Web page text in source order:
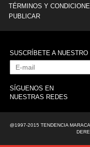
TÉRMINOS Y
PUBLICAR
SUSCRÍBETE A NUESTRO
SÍGUENOS EN
NUESTRAS REDES
@1997-2015 TENDENCIA